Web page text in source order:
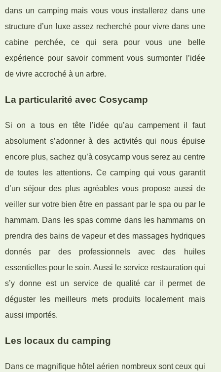
dans un camping mais vous vous installerez dans une
structure d’un luxe assez recherché pour vivre dans une
cabine perchée, ce qui sera pour vous une belle
expérience pour savoir comment vous surmonter l’idée
de vivre accroché à un arbre.
La particularité avec Cosycamp
Si on a tous en tête l’idée qu’au campement il faut
absolument s’adonner à des activités qui nous épuise
encore plus, sachez qu’à cosycamp vous serez au centre
de toutes les attentions. Ce camping qui vous garantit
d’un séjour des plus agréables vous propose aussi de
veiller sur votre bien être en passant par le spa ou par le
hammam. Dans les spas comme dans les hammams on
prendra des bains de vapeur et des massages hydriques
donnés par des professionnels avec des huiles
essentielles pour le soin. Aussi le service restauration qui
s’y donne est un service de qualité car il permet de
déguster les meilleurs mets produits localement mais
aussi importés.
Les locaux du camping
Dans ce magnifique hôtel aérien nombreux sont ceux qui